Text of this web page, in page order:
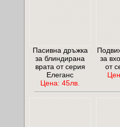
Пасивна дръжка
за блиндирана
врата от серия
Елеганс
Цена: 45лв.
за
от